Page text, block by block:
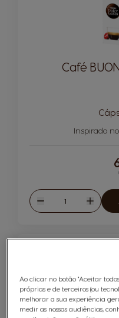
Café
Inspirado
Reduzir
Quantidade
Ao clicar no botão "Aceitar
próprias e de terceiros (ou
melhorar a sua experiência
medir as nossas audiências,